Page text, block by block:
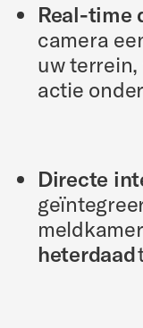
Real-time
camera
uw
actie
Directe
heterdaad